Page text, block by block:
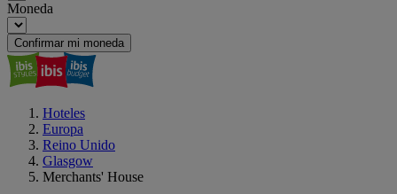
Moneda
Confirmar mi moneda
Hoteles
Europa
Reino Unido
Glasgow
Merchants' House